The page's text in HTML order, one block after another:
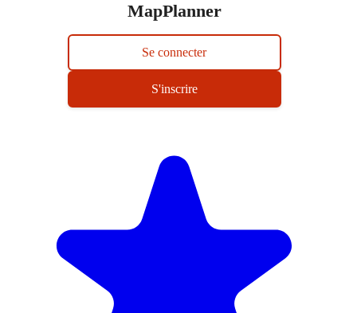
MapPlanner
Se connecter
S'inscrire